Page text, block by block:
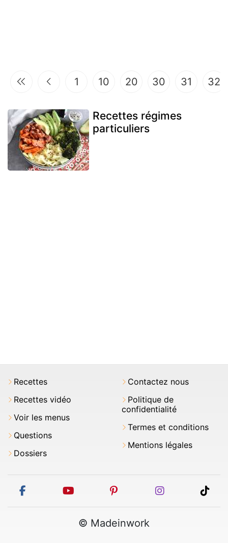
1 10 20 30 31 32
Recettes régimes
particuliers
Recettes
Recettes vidéo
Voir les menus
Questions
Dossiers
Contactez nous
Politique de
confidentialité
Termes et conditions
Mentions légales
facebook youtube pinterest instagram
© Madeinwork